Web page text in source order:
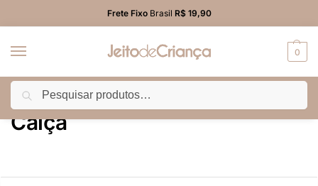
Frete FixoBrasil R$ 19,90
0
Início PROMO / Calça
Calça